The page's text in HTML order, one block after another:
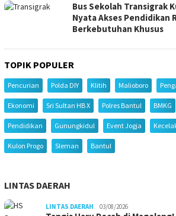
Bus Sekolah Transigrak
Nyata Akses Pendidikan
Berkebutuhan Khusus
TOPIK POPULER
Pencurian Polda DIY Klitih Malioboro
Ekonomi Sri Sultan HB X Polres Bantul BMKG
Pendidikan Gunungkidul Event Jogja
Kulon Progo Sleman Bantul
LINTAS DAERAH
LINTAS DAERAH 03/08/2026